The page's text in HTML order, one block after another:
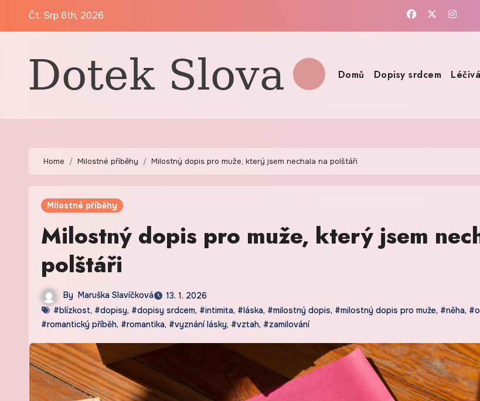
Čt. Srp 6th, 2026
Domů Dopisy srdcem
Home Milostné příběhy Milostný dopis pro muže, který jsem nechala na polštáři
Milostné příběhy
Milostný dopis pro muže, který jsem
polštáři
By Maruška Slavíčková
13. 1. 2026
#blízkost, #dopisy, #dopisy srdcem, #intimita, #láska, #milostný dopis, #milostný dopis pro muže, #něha,
#romantický příběh, #romantika, #vyznání lásky, #vztah, #zamilování